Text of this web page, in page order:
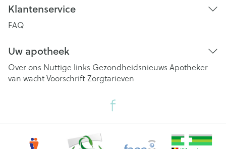
Klantenservice
FAQ
Uw apotheek
Over ons Nuttige links Gezondheidsnieuws Apotheker
van wachtVoorschriftZorgtarieven